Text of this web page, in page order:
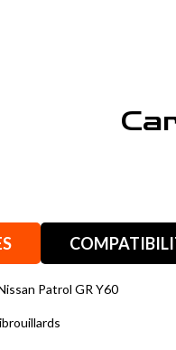
Patrol GR Y60